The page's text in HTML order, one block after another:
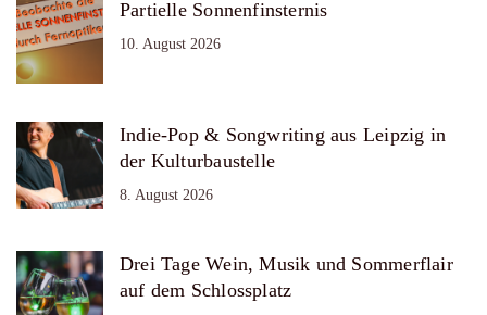
Partielle Sonnenfinsternis
10. August 2026
Indie-Pop & Songwriting aus Leipzig in
der Kulturbaustelle
8. August 2026
Drei Tage Wein, Musik und Sommerflair
auf dem Schlossplatz